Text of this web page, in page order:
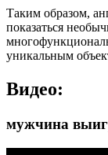
Таким образом,
показаться
уникальным
Видео:
мужчина